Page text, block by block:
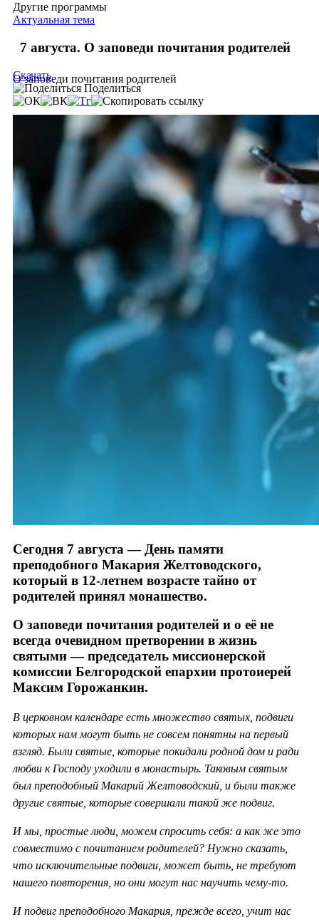
Другие программы
Актуальная тема
7 августа. О заповеди почитания родителей
О заповеди почитания родителей
Скачать
Поделиться
Сегодня 7 августа — День памяти
преподобного Макария Желтоводского,
который в 12-летнем возрасте тайно от
родителей принял монашество.
О заповеди почитания родителей и о её не
всегда очевидном претворении в жизнь
святыми — председатель миссионерской
комиссии Белгородской епархии протоиерей
Максим Горожанкин.
В церковном календаре есть множество святых, подвиги
которых нам могут быть не совсем понятны на первый
взгляд. Были святые, которые покидали родной дом и ради
любви к Господу уходили в монастырь. Таковым святым
был преподобный Макарий Желтоводский, и были также
другие святые, которые совершали такой же подвиг.
И мы, простые люди, можем спросить себя: а как же это
совместимо с почитанием родителей? Нужно сказать,
что исключительные подвиги, может быть, не требуют
нашего повторения, но они могут нас научить чему-то.
И подвиг преподобного Макария, прежде всего, учит нас